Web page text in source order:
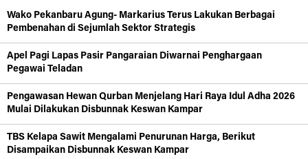
Wako Pekanbaru Agung- Markarius Terus Lakukan Berbagai
Pembenahan di Sejumlah Sektor Strategis
Apel Pagi Lapas Pasir Pangaraian Diwarnai Penghargaan
Pegawai Teladan
Pengawasan Hewan Qurban Menjelang Hari Raya Idul Adha 2026
Mulai Dilakukan Disbunnak Keswan Kampar
TBS Kelapa Sawit Mengalami Penurunan Harga, Berikut
Disampaikan Disbunnak Keswan Kampar